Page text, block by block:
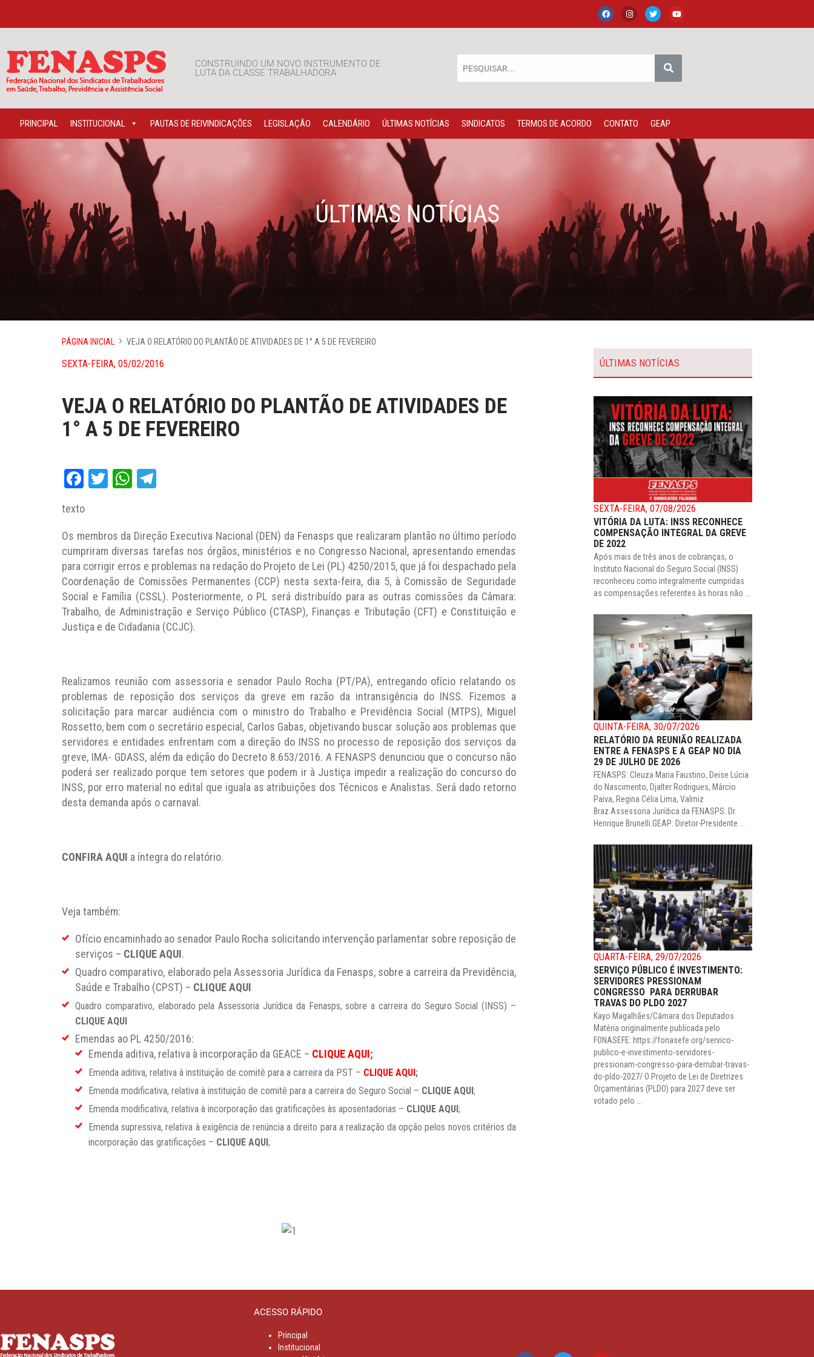
CONSTRUINDO UM NOVO INSTRUMENTO DE
LUTA DA CLASSE TRABALHADORA
PRINCIPAL INSTITUCIONAL PAUTAS DE REIVINDICAÇÕES LEGISLAÇÃO CALENDÁRIO ÚLTIMAS NOTÍCIAS SINDICATOS TERMOS DE ACORDO CONTATO GEAP
ÚLTIMAS NOTÍCIAS
PÁGINA INICIAL VEJA O RELATÓRIO DO PLANTÃO DE ATIVIDADES DE 1° A 5 DE FEVEREIRO
SEXTA-FEIRA, 05/02/2016
VEJA O RELATÓRIO DO PLANTÃO DE ATIVIDADES DE
1° A 5 DE FEVEREIRO
Facebook
TwitterWhatsApp
texto
Os membros da Direção Executiva Nacional (DEN) da Fenasps que realizaram plantão no último período
cumpriram diversas tarefas nos órgãos, ministérios e no Congresso Nacional, apresentando emendas
para corrigir erros e problemas na redação do Projeto de Lei (PL) 4250/2015, que já foi despachado pela
Coordenação de Comissões Permanentes (CCP) nesta sexta-feira, dia 5, à Comissão de Seguridade
Social e Família (CSSL). Posteriormente, o PL será distribuído para as outras comissões da Câmara:
Trabalho, de Administração e Serviço Público (CTASP), Finanças e Tributação (CFT) e Constituição e
Justiça e de Cidadania (CCJC).
Realizamos reunião com assessoria e senador Paulo Rocha (PT/PA), entregando ofício relatando os
problemas de reposição dos serviços da greve em razão da intransigência do INSS. Fizemos a
solicitação para marcar audiência com o ministro do Trabalho e Previdência Social (MTPS), Miguel
Rossetto, bem com o secretário especial, Carlos Gabas, objetivando buscar solução aos problemas que
servidores e entidades enfrentam com a direção do INSS no processo de reposição dos serviços da
greve, IMA- GDASS, além da edição do Decreto 8.653/2016. A FENASPS denunciou que o concurso não
poderá ser realizado porque tem setores que podem ir à Justiça impedir a realização do concurso do
INSS, por erro material no edital que iguala as atribuições dos Técnicos e Analistas. Será dado retorno
desta demanda após o carnaval.
CONFIRA AQUI a íntegra do relatório.
Veja também:
Ofício encaminhado ao senador Paulo Rocha solicitando intervenção parlamentar sobre reposição de
serviços – CLIQUE AQUI.
Quadro comparativo, elaborado pela Assessoria Jurídica da Fenasps, sobre a carreira da Previdência,
Saúde e Trabalho (CPST) – CLIQUE AQUI
Quadro comparativo, elaborado pela Assessoria Jurídica da Fenasps, sobre a carreira do Seguro Social (INSS) –
CLIQUE AQUI
Emendas ao PL 4250/2016:
Emenda aditiva, relativa à incorporação da GEACE – CLIQUE AQUI;
Emenda aditiva, relativa à instituição de comitê para a carreira da PST – CLIQUE AQUI;
Emenda modificativa, relativa à instituição de comitê para a carreira do Seguro Social – CLIQUE AQUI;
Emenda modificativa, relativa à incorporação das gratificações às aposentadorias – CLIQUE AQUI;
Emenda supressiva, relativa à exigência de renúncia a direito para a realização da opção pelos novos critérios da
incorporação das gratificações – CLIQUE AQUI;
ÚLTIMAS NOTÍCIAS
SEXTA-FEIRA, 07/08/2026
VITÓRIA DA LUTA: INSS RECONHECE
COMPENSAÇÃO INTEGRAL DA GREVE
DE 2022
Após mais de três anos de cobranças, o
Instituto Nacional do Seguro Social (INSS)
reconheceu como integralmente cumpridas
as compensações referentes às horas não ...
QUINTA-FEIRA, 30/07/2026
RELATÓRIO DA REUNIÃO REALIZADA
ENTRE A FENASPS E A GEAP NO DIA
29 DE JULHO DE 2026
FENASPS: Cleuza Maria Faustino, Deise Lúcia
do Nascimento, Djalter Rodrigues, Márcio
Paiva, Regina Célia Lima, Valmiz
Braz.Assessoria Jurídica da FENASPS: Dr.
Henrique Brunelli.GEAP: Diretor-Presidente ...
QUARTA-FEIRA, 29/07/2026
SERVIÇO PÚBLICO É INVESTIMENTO:
SERVIDORES PRESSIONAM
CONGRESSO PARA DERRUBAR
TRAVAS DO PLDO 2027
Kayo Magalhães/Câmara dos Deputados
Matéria originalmente publicada pelo
FONASEFE: https://fonasefe.org/servico-
publico-e-investimento-servidores-
pressionam-congresso-para-derrubar-travas-
do-pldo-2027/ O Projeto de Lei de Diretrizes
Orçamentárias (PLDO) para 2027 deve ser
votado pelo ...
ACESSO RÁPIDO
Principal
Institucional